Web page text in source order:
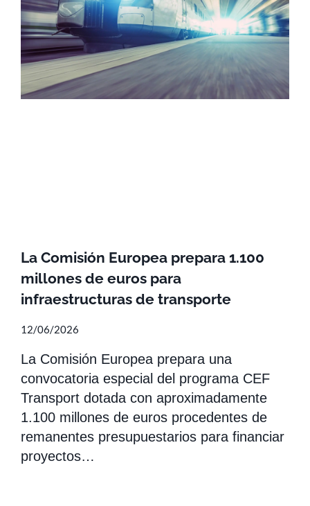
La Comisión Europea prepara 1.100
millones de euros para
infraestructuras de transporte
12/06/2026
La Comisión Europea prepara una
convocatoria especial del programa CEF
Transport dotada con aproximadamente
1.100 millones de euros procedentes de
remanentes presupuestarios para financiar
proyectos…